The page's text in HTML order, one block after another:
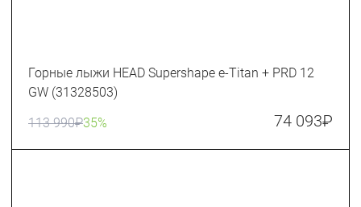
Горные лыжи HEAD Supershape e-Titan + PRD 12
GW (31328503)
113 990₽35% 74 093₽